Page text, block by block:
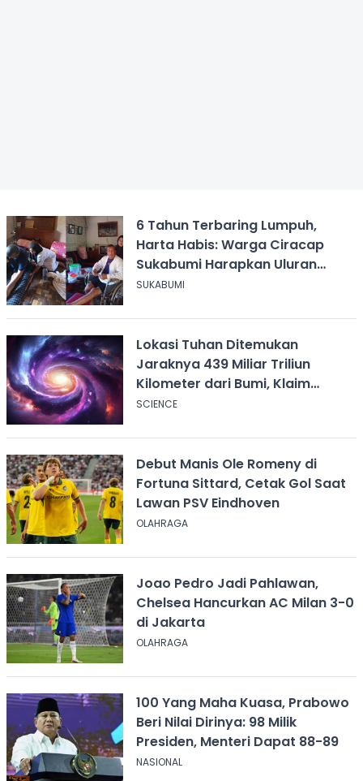
6 Tahun Terbaring Lumpuh,
Harta Habis: Warga Ciracap
Sukabumi Harapkan Uluran
Tangan KDM
SUKABUMI
Lokasi Tuhan Ditemukan
Jaraknya 439 Miliar Triliun
Kilometer dari Bumi, Klaim
Ilmuwan Harvard
SCIENCE
Debut Manis Ole Romeny di
Fortuna Sittard, Cetak Gol Saat
Lawan PSV Eindhoven
OLAHRAGA
Joao Pedro Jadi Pahlawan,
Chelsea Hancurkan AC Milan 3-0
di Jakarta
OLAHRAGA
100 Yang Maha Kuasa, Prabowo
Beri Nilai Dirinya: 98 Milik
Presiden, Menteri Dapat 88-89
NASIONAL